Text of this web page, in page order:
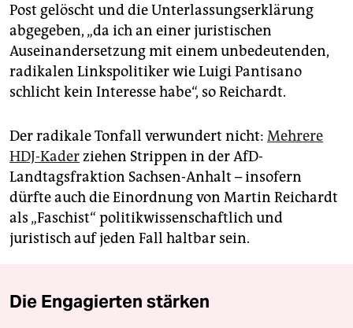
Post gelöscht und die Unterlassungserklärung
abgegeben, „da ich an einer juristischen
Auseinandersetzung mit einem unbedeutenden,
radikalen Linkspolitiker wie Luigi Pantisano
schlicht kein Interesse habe“, so Reichardt.
Der radikale Tonfall verwundert nicht: Mehrere
HDJ-Kaderziehen Strippen in der AfD-
Landtagsfraktion Sachsen-Anhalt – insofern
dürfte auch die Einordnung von Martin Reichardt
als „Faschist“ politikwissenschaftlich und
juristisch auf jeden Fall haltbar sein.
Die Engagierten stärken